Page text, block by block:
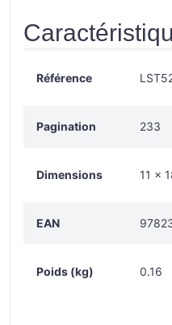
Référence
Pagination 233
Dimensions 11 x
EAN
Poids (kg) 0.16